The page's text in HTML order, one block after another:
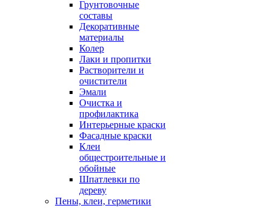
Грунтовочные
составы
Декоративные
материалы
Колер
Лаки и пропитки
Растворители и
очистители
Эмали
Очистка и
профилактика
Интерьерные краски
Фасадные краски
Клеи
общестроительные и
обойные
Шпатлевки по
дереву
Пены, клеи, герметики